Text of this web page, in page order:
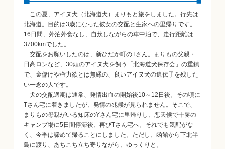
この夏、アイヌ犬（北海道犬）まりもと旅をしました。行先は
北海道。目的は3歳になった彼女の交配と生家への里帰りです。
16日間、外泊外食なし、自炊しながらの車中泊で、走行距離は
3700kmでした。
交配をお願いしたのは、新ひだか町のTさん。まりもの父親・
日高ロンなど、30頭のアイヌ犬を飼う「北海道犬保存会」の重鎮
で、金儲けや権力欲とは無縁の、良いアイヌ犬の遺伝子を残した
い一念の人です。
犬の交配適期は通常、発情出血の開始後10～12日後。その頃に
Tさん宅に着きましたが、発情の兆候が見られません。そこで、
まりもの母親がいる知床のYさん宅に里帰りし、悪天候で十勝の
キャンプ場に5日間停滞後、再びTさん宅へ。それでも気配がな
く、今季は諦めて帰ることにしました。ただし、函館から下北半
島に渡り、あちこち立ち寄りながら、ゆっくりと。